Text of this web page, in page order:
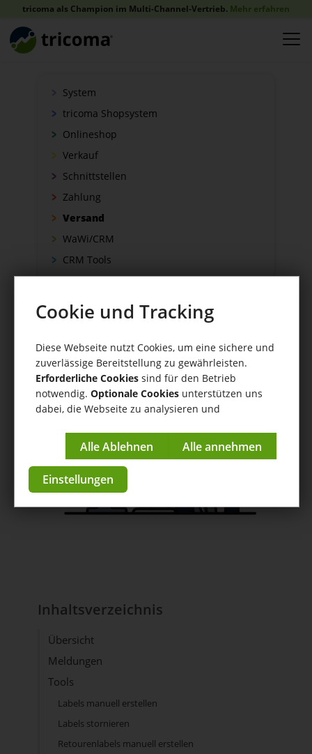
tricoma als Champion im Multi-Channel-Vertrieb. Mehr erfahren
System
tricoma Shopsystem
Onlineshop
Verkauf
Schnittstellen
Zahlung
Versand
WaWi/CRM
CRM Tools
GLS ShipIT
Hilfe/ GLS ShipIT/ Bedienung des GLS ShipIT Connectors
Anleitungen & Tutorials
zur App im Store
Inhaltsverzeichnis
Übersicht
Meldungen
Tools
Labels manuell erstellen
Labels stornieren
Retourenlabels manuell erstellen
Cookie und Tracking
Diese Webseite nutzt Cookies, um eine sichere und
zuverlässige Bereitstellung zu gewährleisten.
Erforderliche Cookies sind für den Betrieb
notwendig. Optionale Cookies unterstützen uns
dabei, die Webseite zu analysieren und
Impressum| Datenschutzerklärung
Einstellungen